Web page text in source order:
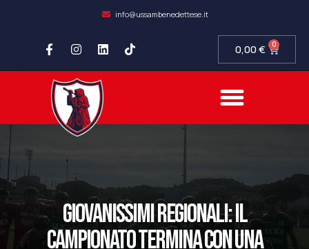
info@ussambenedettese.it
0,00€ 0
GIOVANISSIMI REGIONALI: IL
CAMPIONATO TERMINA CON UNA